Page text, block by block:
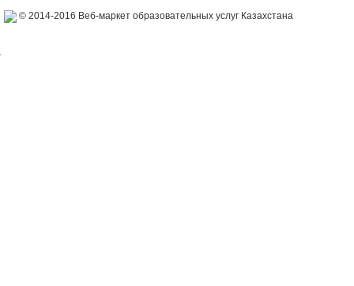
© 2014-2016 Веб-маркет образовательных услуг Казахстана